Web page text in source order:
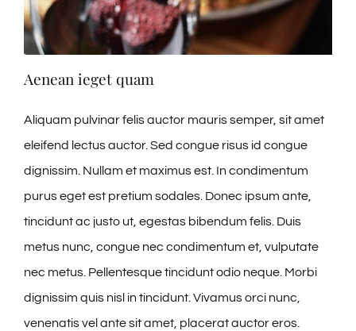
Aenean ieget quam
Aliquam pulvinar felis auctor mauris semper, sit amet
eleifend lectus auctor. Sed congue risus id congue
dignissim. Nullam et maximus est. In condimentum
purus eget est pretium sodales. Donec ipsum ante,
tincidunt ac justo ut, egestas bibendum felis. Duis
metus nunc, congue nec condimentum et, vulputate
nec metus. Pellentesque tincidunt odio neque. Morbi
dignissim quis nisl in tincidunt. Vivamus orci nunc,
venenatis vel ante sit amet, placerat auctor eros.